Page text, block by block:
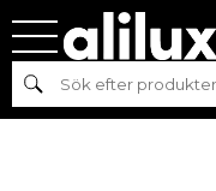
Sök
Hem
8L, RFR, HÖG